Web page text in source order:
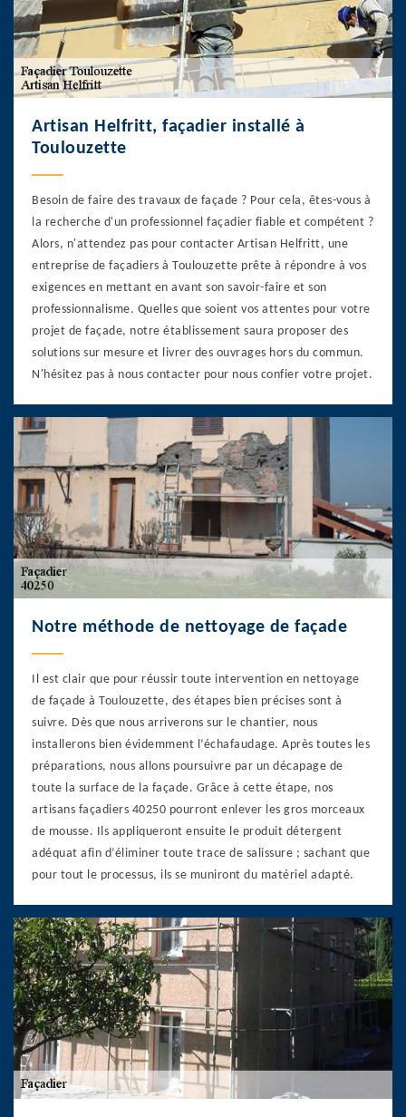
Artisan Helfritt, façadier installé à
Toulouzette
Besoin de faire des travaux de façade ? Pour cela, êtes-vous à
la recherche d'un professionnel façadier fiable et compétent ?
Alors, n'attendez pas pour contacter Artisan Helfritt, une
entreprise de façadiers à Toulouzette prête à répondre à vos
exigences en mettant en avant son savoir-faire et son
professionnalisme. Quelles que soient vos attentes pour votre
projet de façade, notre établissement saura proposer des
solutions sur mesure et livrer des ouvrages hors du commun.
N'hésitez pas à nous contacter pour nous confier votre projet.
Notre méthode de nettoyage de façade
Il est clair que pour réussir toute intervention en nettoyage
de façade à Toulouzette, des étapes bien précises sont à
suivre. Dès que nous arriverons sur le chantier, nous
installerons bien évidemment l’échafaudage. Après toutes les
préparations, nous allons poursuivre par un décapage de
toute la surface de la façade. Grâce à cette étape, nos
artisans façadiers 40250 pourront enlever les gros morceaux
de mousse. Ils appliqueront ensuite le produit détergent
adéquat afin d’éliminer toute trace de salissure ; sachant que
pour tout le processus, ils se muniront du matériel adapté.